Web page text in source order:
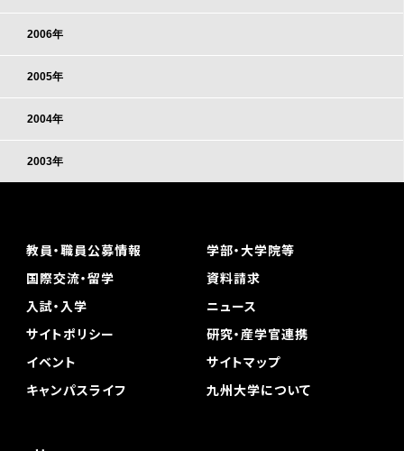
2006年
2005年
2004年
2003年
教員・職員公募情報
学部・大学院等
国際交流・留学
資料請求
入試・入学
ニュース
サイトポリシー
研究・産学官連携
イベント
サイトマップ
キャンパスライフ
九州大学について